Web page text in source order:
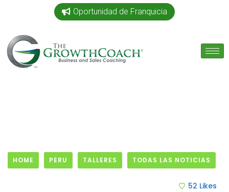
Oportunidad de Franquicia
HOME PERU TALLERES TODAS LAS NOTICIAS
52 Likes